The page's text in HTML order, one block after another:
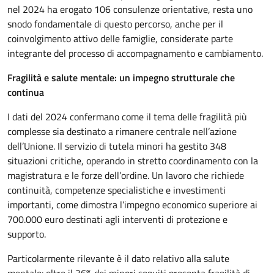
nel 2024 ha erogato 106 consulenze orientative, resta uno
snodo fondamentale di questo percorso, anche per il
coinvolgimento attivo delle famiglie, considerate parte
integrante del processo di accompagnamento e cambiamento.
Fragilità e salute mentale: un impegno strutturale che
continua
I dati del 2024 confermano come il tema delle fragilità più
complesse sia destinato a rimanere centrale nell’azione
dell’Unione. Il servizio di tutela minori ha gestito 348
situazioni critiche, operando in stretto coordinamento con la
magistratura e le forze dell’ordine. Un lavoro che richiede
continuità, competenze specialistiche e investimenti
importanti, come dimostra l’impegno economico superiore ai
700.000 euro destinati agli interventi di protezione e
supporto.
Particolarmente rilevante è il dato relativo alla salute